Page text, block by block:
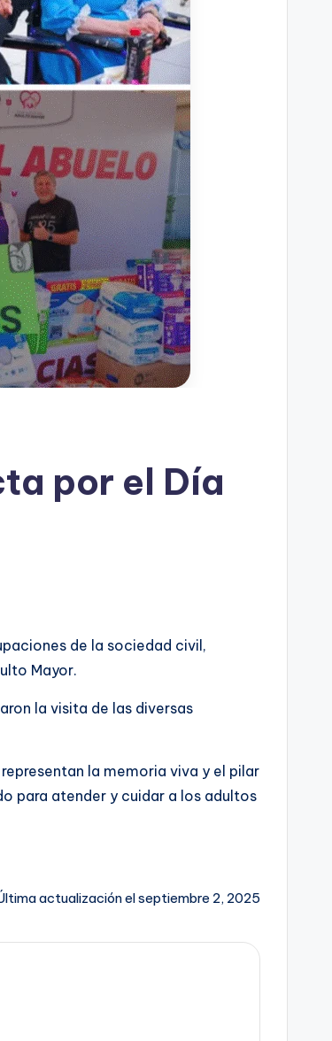
por el Día
de la sociedad civil,
Mayor.
la visita de las diversas
la memoria viva y el pilar
para atender y cuidar a los adultos
actualización el septiembre 2, 2025